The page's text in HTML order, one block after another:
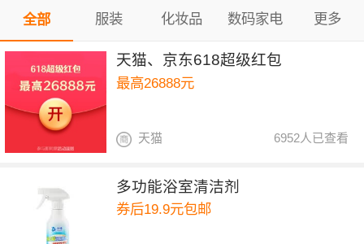
全部 服装 化妆品 数码家电 更多
天猫、京东618超级红包
最高26888元
6952人已查看
天猫
多功能浴室清洁剂
券后19.9元包邮